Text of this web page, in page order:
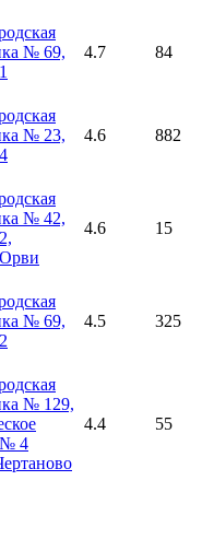
№ 69,
4.7 84
№ 23,
4.6 882
№ 42,
4.6 15
№ 69,
4.5 325
№ 129,
№ 4
4.4 55